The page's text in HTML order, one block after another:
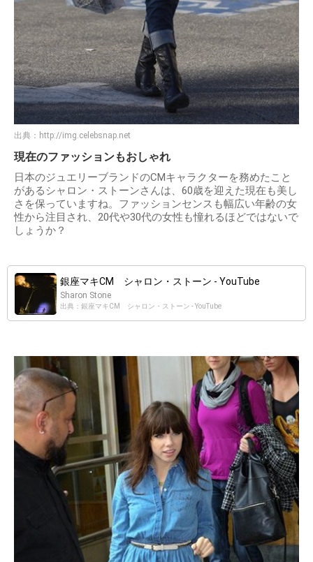
出典： http://img.celebsnap.net
現在のファッションもおしゃれ
日本のジュエリーブランドのCMキャラクターを務めたこと
があるシャロン・ストーンさんは、60歳を迎えた現在も美し
さを保っていますね。ファッションセンスも幅広い年齢の女
性から注目され、20代や30代の女性も憧れるほどではないで
しょうか？
銀座マキCM シャロン・ストーン - YouTube
Sharon Stone
出典：銀座マキCM シャロン・ストーン - YouTube